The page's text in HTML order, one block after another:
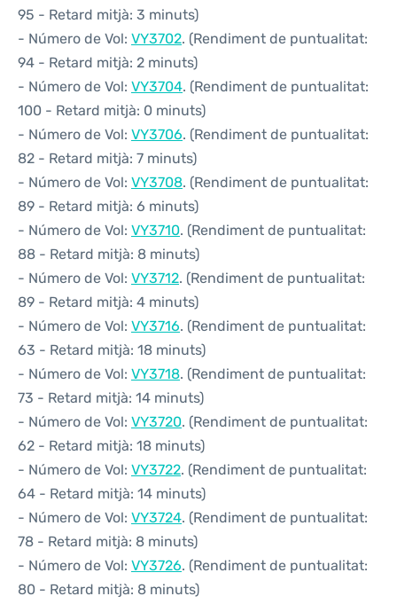
95 - Retard mitjà: 3 minuts)
- Número de Vol: VY3702. (Rendiment de puntualitat:
94 - Retard mitjà: 2 minuts)
- Número de Vol: VY3704. (Rendiment de puntualitat:
100 - Retard mitjà: 0 minuts)
- Número de Vol: VY3706. (Rendiment de puntualitat:
82 - Retard mitjà: 7 minuts)
- Número de Vol: VY3708. (Rendiment de puntualitat:
89 - Retard mitjà: 6 minuts)
- Número de Vol: VY3710. (Rendiment de puntualitat:
88 - Retard mitjà: 8 minuts)
- Número de Vol: VY3712. (Rendiment de puntualitat:
89 - Retard mitjà: 4 minuts)
- Número de Vol: VY3716. (Rendiment de puntualitat:
63 - Retard mitjà: 18 minuts)
- Número de Vol: VY3718. (Rendiment de puntualitat:
73 - Retard mitjà: 14 minuts)
- Número de Vol: VY3720. (Rendiment de puntualitat:
62 - Retard mitjà: 18 minuts)
- Número de Vol: VY3722. (Rendiment de puntualitat:
64 - Retard mitjà: 14 minuts)
- Número de Vol: VY3724. (Rendiment de puntualitat:
78 - Retard mitjà: 8 minuts)
- Número de Vol: VY3726. (Rendiment de puntualitat:
80 - Retard mitjà: 8 minuts)